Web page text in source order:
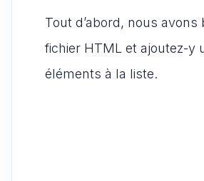
Tout d’abord, nous
fichier HTML et ajoutez-y
éléments à la liste.